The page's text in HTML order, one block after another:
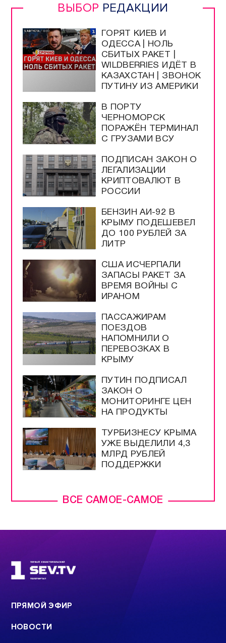
ВЫБОР РЕДАКЦИИ
ВСЕ САМОЕ-САМОЕ
ГОРЯТ КИЕВ И
ОДЕССА | НОЛЬ
СБИТЫХ РАКЕТ |
WILDBERRIES ИДЁТ В
КАЗАХСТАН | ЗВОНОК
ПУТИНУ ИЗ АМЕРИКИ
В ПОРТУ
ЧЕРНОМОРСК
ПОРАЖЁН ТЕРМИНАЛ
С ГРУЗАМИ ВСУ
ПОДПИСАН ЗАКОН О
ЛЕГАЛИЗАЦИИ
КРИПТОВАЛЮТ В
РОССИИ
БЕНЗИН АИ-92 В
КРЫМУ ПОДЕШЕВЕЛ
ДО 100 РУБЛЕЙ ЗА
ЛИТР
США ИСЧЕРПАЛИ
ЗАПАСЫ РАКЕТ ЗА
ВРЕМЯ ВОЙНЫ С
ИРАНОМ
ПАССАЖИРАМ
ПОЕЗДОВ
НАПОМНИЛИ О
ПЕРЕВОЗКАХ В
КРЫМУ
ПУТИН ПОДПИСАЛ
ЗАКОН О
МОНИТОРИНГЕ ЦЕН
НА ПРОДУКТЫ
ТУРБИЗНЕСУ КРЫМА
УЖЕ ВЫДЕЛИЛИ 4,3
МЛРД РУБЛЕЙ
ПОДДЕРЖКИ
ПРЯМОЙ ЭФИР
НОВОСТИ